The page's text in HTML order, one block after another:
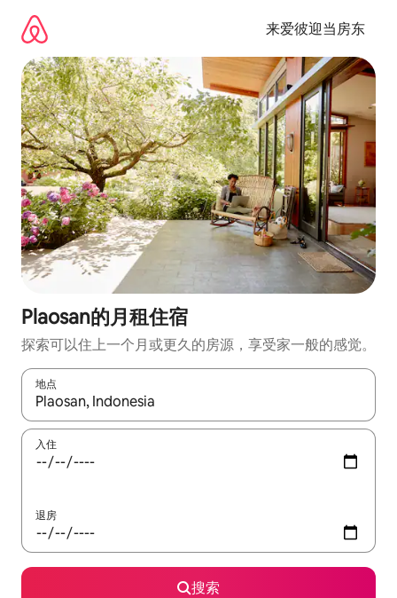
来爱彼迎当房东
Plaosan的月租住宿
探索可以住上一个月或更久的房源，享受家一般的感觉。
地点
如有搜索结果，请使用上下方向键查看，或通过点击或滑动手势
入住
退房
搜索